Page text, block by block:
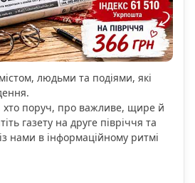
людьми та подіями, які
поруч, про важливе, щире й
газету на друге півріччя та
нами в інформаційному ритмі